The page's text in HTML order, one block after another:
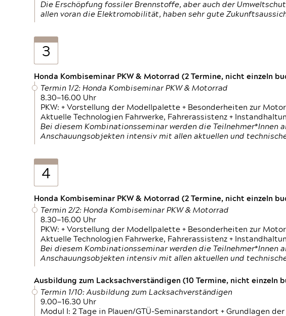
Die Erschöpfung fossiler Brennstoffe, aber auch der
allen voran die Elektromobilität, haben sehr gute
3
Honda Kombiseminar PKW & Motorrad (2 Termine, nicht einzeln
Termin 1/2: Honda Kombiseminar PKW & Motorrad
8.30—16.00 Uhr
PKW: + Vorstellung der Modellpalette + Besonderheiten zur
Aktuelle Technologien Fahrwerke, Fahrerassistenz +
Bei diesem Kombinationsseminar werden die
Anschauungsobjekten intensiv mit allen aktuellen und
4
Honda Kombiseminar PKW & Motorrad (2 Termine, nicht einzeln
Termin 2/2: Honda Kombiseminar PKW & Motorrad
8.30—16.00 Uhr
PKW: + Vorstellung der Modellpalette + Besonderheiten zur
Aktuelle Technologien Fahrwerke, Fahrerassistenz +
Bei diesem Kombinationsseminar werden die
Anschauungsobjekten intensiv mit allen aktuellen und
Ausbildung zum Lacksachverständigen (10 Termine, nicht einzeln
Termin 1/10: Ausbildung zum Lacksachverständigen
9.00—16.30 Uhr
Modul I: 2 Tage in Plauen/GTÜ-Seminarstandort + Grundlagen